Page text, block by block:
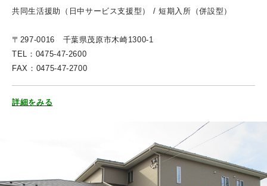
共同生活援助（日中サービス支援型） / 短期入所（併設型）
〒297-0016 千葉県茂原市木崎1300-1
TEL：0475-47-2600
FAX：0475-47-2700
詳細をみる